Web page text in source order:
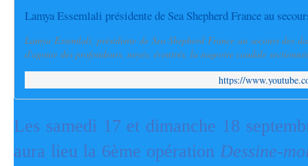
Lamya Essemlali présidente de Sea Shepherd France au
Lamya Essemlali, présidente de Sea Shepherd France au secours des
d'agonie des profondeurs, noyés, éventrés, la nageoire caudale
https://
Les samedi 17 et dimanche 18
aura lieu la 6ème opération Dessine-